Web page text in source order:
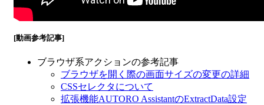
[動画参考記事]
ブラウザ系アクションの参考記事
ブラウザを開く際の画面サイズの変更の詳細
CSSセレクタについて
拡張機能AUTORO AssistantのExtractData設定